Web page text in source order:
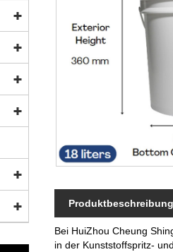
Produktbeschreibung
Bei HuiZhou Cheung
in der Kunststoffspritz-